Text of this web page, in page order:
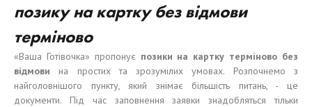
позику на картку без відмови
терміново
«Ваша Готівочка» пропонує позики на картку терміново без
відмови на простих та зрозумілих умовах. Розпочнемо з
найголовнішого пункту, який знімає більшість питань, - це
документи. Під час заповнення заявки знадобляться тільки